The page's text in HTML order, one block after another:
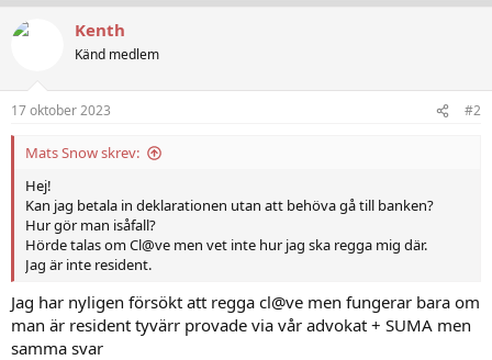
Kenth
Känd medlem
17 oktober 2023 #2
Mats Snow skrev:
Hej!
Kan jag betala in deklarationen utan att behöva gå till banken?
Hur gör man isåfall?
Hörde talas om Cl@ve men vet inte hur jag ska regga mig där.
Jag är inte resident.
Jag har nyligen försökt att regga cl@ve men fungerar bara om
man är resident tyvärr provade via vår advokat + SUMA men
samma svar